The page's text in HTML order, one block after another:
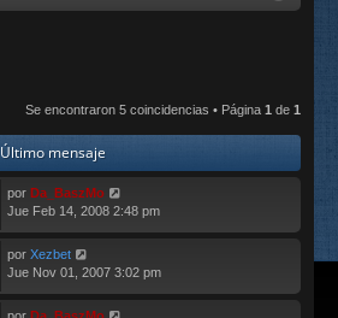
Se encontraron 5 coincidencias • Página 1 de 1
Último mensaje
por Da_BaszMo
Jue Feb 14, 2008 2:48 pm
por Xezbet
Jue Nov 01, 2007 3:02 pm